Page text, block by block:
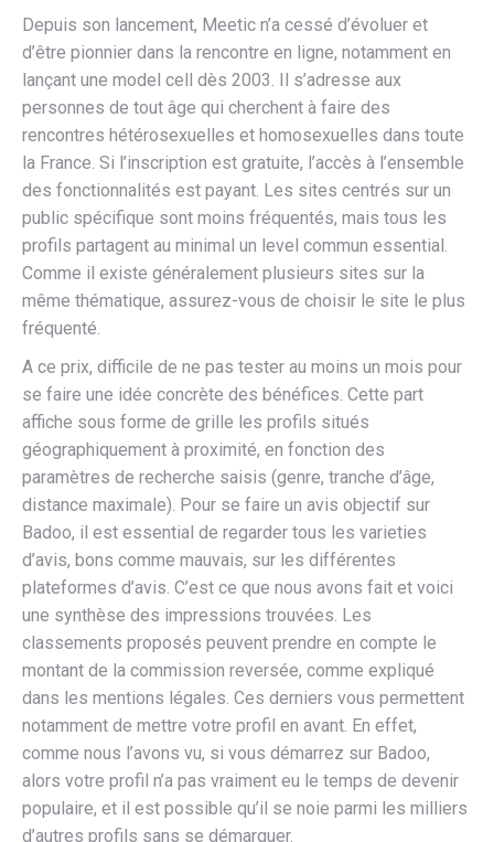
Depuis son lancement, Meetic n’a cessé d’évoluer et
d’être pionnier dans la rencontre en ligne, notamment en
lançant une model cell dès 2003. Il s’adresse aux
personnes de tout âge qui cherchent à faire des
rencontres hétérosexuelles et homosexuelles dans toute
la France. Si l’inscription est gratuite, l’accès à l’ensemble
des fonctionnalités est payant. Les sites centrés sur un
public spécifique sont moins fréquentés, mais tous les
profils partagent au minimal un level commun essential.
Comme il existe généralement plusieurs sites sur la
même thématique, assurez-vous de choisir le site le plus
fréquenté.
A ce prix, difficile de ne pas tester au moins un mois pour
se faire une idée concrète des bénéfices. Cette part
affiche sous forme de grille les profils situés
géographiquement à proximité, en fonction des
paramètres de recherche saisis (genre, tranche d’âge,
distance maximale). Pour se faire un avis objectif sur
Badoo, il est essential de regarder tous les varieties
d’avis, bons comme mauvais, sur les différentes
plateformes d’avis. C’est ce que nous avons fait et voici
une synthèse des impressions trouvées. Les
classements proposés peuvent prendre en compte le
montant de la commission reversée, comme expliqué
dans les mentions légales. Ces derniers vous permettent
notamment de mettre votre profil en avant. En effet,
comme nous l’avons vu, si vous démarrez sur Badoo,
alors votre profil n’a pas vraiment eu le temps de devenir
populaire, et il est possible qu’il se noie parmi les milliers
d’autres profils sans se démarquer.